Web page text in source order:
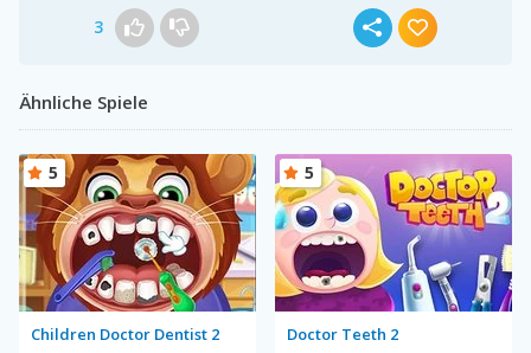
3
Ähnliche Spiele
Children Doctor Dentist 2
5
Doctor Teeth 2
5